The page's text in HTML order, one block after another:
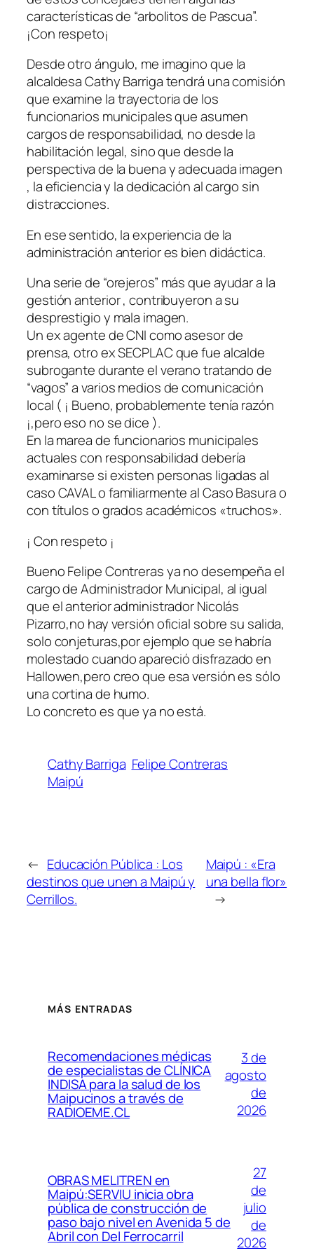
características de “arbolitos de Pascua”.
¡Con respeto¡
Desde otro ángulo, me imagino que la
alcaldesa Cathy Barriga tendrá una comisión
que examine la trayectoria de los
funcionarios municipales que asumen
cargos de responsabilidad, no desde la
habilitación legal, sino que desde la
perspectiva de la buena y adecuada imagen
, la eficiencia y la dedicación al cargo sin
distracciones.
En ese sentido, la experiencia de la
administración anterior es bien didáctica.
Una serie de “orejeros” más que ayudar a la
gestión anterior , contribuyeron a su
desprestigio y mala imagen.
Un ex agente de CNI como asesor de
prensa, otro ex SECPLAC que fue alcalde
subrogante durante el verano tratando de
“vagos” a varios medios de comunicación
local ( ¡ Bueno, probablemente tenía razón
¡,pero eso no se dice ).
En la marea de funcionarios municipales
actuales con responsabilidad debería
examinarse si existen personas ligadas al
caso CAVAL o familiarmente al Caso Basura o
con títulos o grados académicos «truchos».
¡ Con respeto ¡
Bueno Felipe Contreras ya no desempeña el
cargo de Administrador Municipal, al igual
que el anterior administrador Nicolás
Pizarro,no hay versión oficial sobre su salida,
solo conjeturas,por ejemplo que se habría
molestado cuando apareció disfrazado en
Hallowen,pero creo que esa versión es sólo
una cortina de humo.
Lo concreto es que ya no está.
Cathy Barriga Felipe Contreras
Maipú
← Educación Pública : Los
destinos que unen a Maipú y
Cerrillos.
Maipú : «Era
una bella flor»
→
MÁS ENTRADAS
Recomendaciones médicas
de especialistas de CLÍNICA
INDISA para la salud de los
Maipucinos a través de
RADIOEME.CL
3 de
agosto
de
2026
OBRAS MELITREN en
Maipú:SERVIU inicia obra
pública de construcción de
paso bajo nivel en Avenida 5 de
Abril con Del Ferrocarril
27
de
julio
de
2026